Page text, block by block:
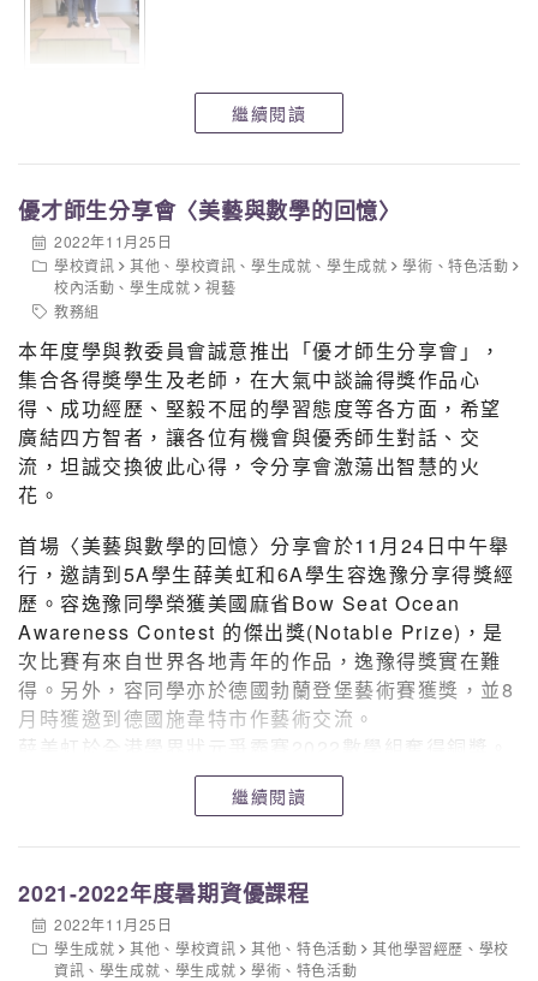
繼續閱讀
優才師生分享會〈美藝與數學的回憶〉
2022年11月25日
學校資訊
其他 、學校資訊 、學生成就 、學生成就 學術 、特色活動
校內活動 、學生成就
視藝
教務組
本年度學與教委員會誠意推出「優才師生分享會」，
集合各得奬學生及老師，在大氣中談論得獎作品心
得、成功經歷、堅毅不屈的學習態度等各方面，希望
廣結四方智者，讓各位有機會與優秀師生對話、交
流，坦誠交換彼此心得，令分享會激蕩出智慧的火
花。
首場〈美藝與數學的回憶〉分享會於11月24日中午舉
行，邀請到5A學生薛美虹和6A學生容逸豫分享得獎經
歷。容逸豫同學榮獲美國麻省Bow Seat Ocean
Awareness Contest 的傑出獎(Notable Prize)，是
次比賽有來自世界各地青年的作品，逸豫得獎實在難
得。另外，容同學亦於德國勃蘭登堡藝術賽獲獎，並8
月時獲邀到德國施韋特市作藝術交流。
薛美虹於全港學界狀元爭霸賽2022數學組奪得銅獎。
她們引導同學們走進時光隧道，回到那些創作及解難
繼續閱讀
2021-2022年度暑期資優課程
2022年11月25日
學生成就
其他 、學校資訊 其他 、特色活動 其他學習經歷 、 學校
資訊 、 學生成就 、 學生成就 學術 、 特色活動